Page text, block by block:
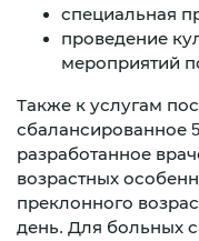
специальная
проведение
мероприятий
Также к услугам
сбалансированное
разработанное
возрастных
преклонного
день. Для больных